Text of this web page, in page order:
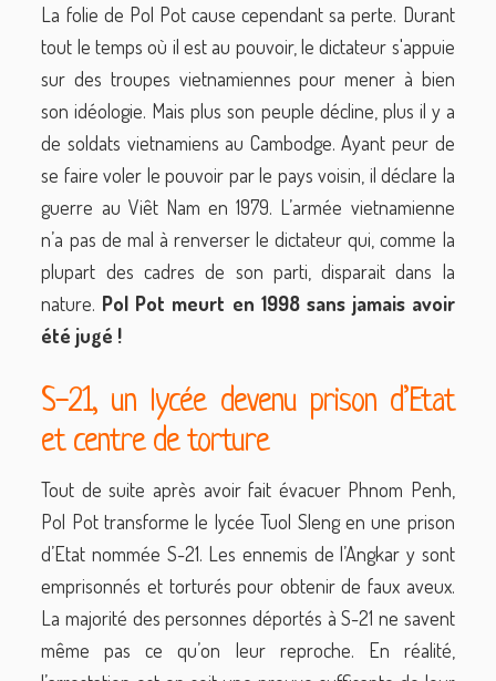
La folie de Pol Pot cause cependant sa perte. Durant
tout le temps où il est au pouvoir, le dictateur s'appuie
sur des troupes vietnamiennes pour mener à bien
son idéologie. Mais plus son peuple décline, plus il y a
de soldats vietnamiens au Cambodge. Ayant peur de
se faire voler le pouvoir par le pays voisin, il déclare la
guerre au Viêt Nam en 1979. L’armée vietnamienne
n’a pas de mal à renverser le dictateur qui, comme la
plupart des cadres de son parti, disparait dans la
nature. Pol Pot meurt en 1998 sans jamais avoir
été jugé !
S-21, un lycée devenu prison d’Etat
et centre de torture
Tout de suite après avoir fait évacuer Phnom Penh,
Pol Pot transforme le lycée Tuol Sleng en une prison
d’Etat nommée S-21. Les ennemis de l’Angkar y sont
emprisonnés et torturés pour obtenir de faux aveux.
La majorité des personnes déportés à S-21 ne savent
même pas ce qu’on leur reproche. En réalité,